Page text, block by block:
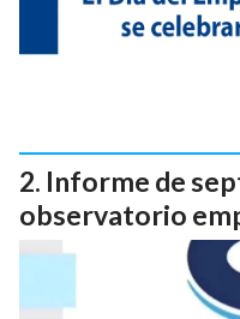
Informe de
observatorio